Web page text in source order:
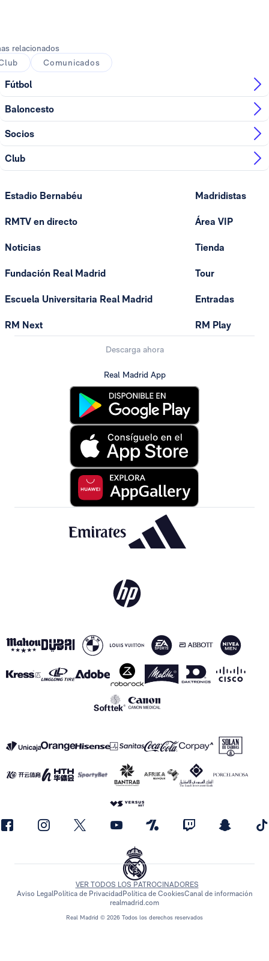
relacionados
Comunicados
Fútbol
Baloncesto
Socios
Club
Estadio Bernabéu
RMTV en directo
Noticias
Fundación Real Madrid
Escuela Universitaria Real Madrid
RM Next
Madridistas
Área VIP
Tienda
Tour
Entradas
RM Play
Descarga ahora
Real Madrid App
Real Madrid © 2026 Todos los derechos reservados
VER TODOS LOS PATROCINADORES
Aviso LegalPolítica de Privacidad Política de CookiesCanal de información
realmadrid.com